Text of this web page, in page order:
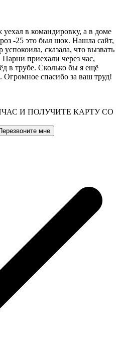
в командировку, а в доме
-25 это был шок. Нашла сайт,
сказала, что вызвать
приехали через час,
в трубе. Сколько бы я ещё
спасибо за ваш труд!
И ПОЛУЧИТЕ КАРТУ СО
мне